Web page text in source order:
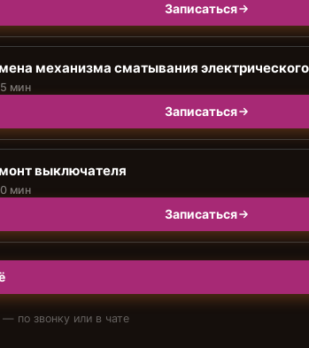
Записаться
механизма сматывания
мин
Записаться
выключателя
мин
Записаться
— по звонку или в чате